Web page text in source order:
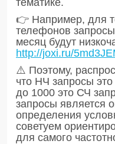
👉 Например, для
телефонов
месяц будут
http://joxi.ru/
⚠️ Поэтому,
что НЧ запросы
до 1000 это СЧ
запросы является
определения
советуем
для самого